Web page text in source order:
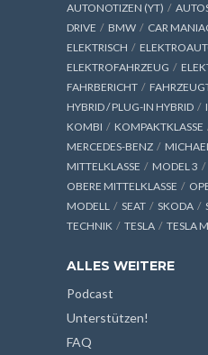
AUTONOTIZEN (YT)
DRIVE
BMW CAR
ELEKTRISCH
ELEKTROFAHRZEUG
FAHRBERICHT
HYBRID / PLUG-IN HYBRID
KOMBI
KOMPAKTKLASSE
MERCEDES-BENZ
MITTELKLASSE
MODEL 3
OBERE MITTELKLASSE
MODELL
SEAT SKODA
TECHNIK
TESLA TESLA
ALLES WEITERE
Podcast
Unterstützen!
FAQ